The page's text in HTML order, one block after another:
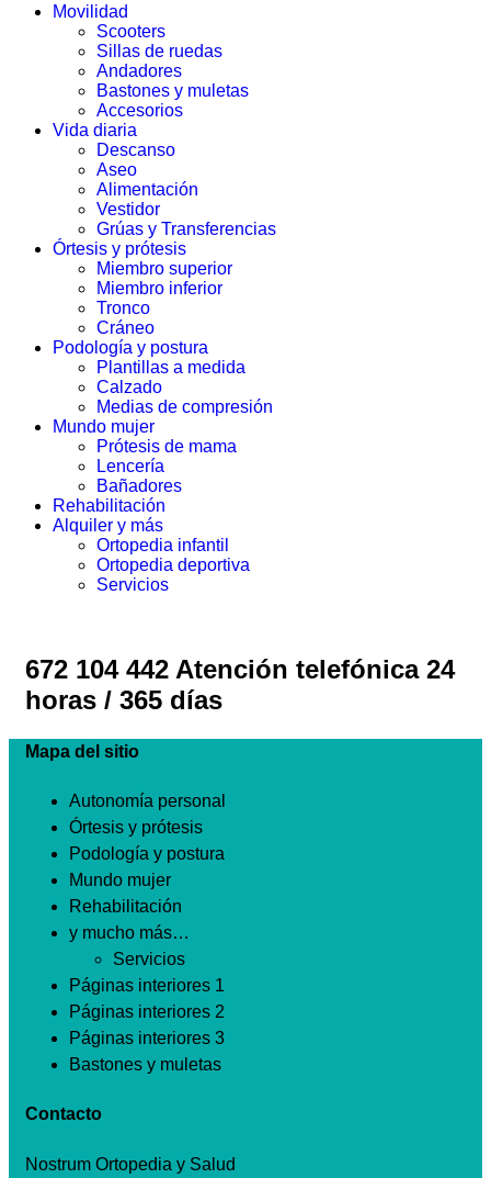
Movilidad
Scooters
Sillas de ruedas
Andadores
Bastones y muletas
Accesorios
Vida diaria
Descanso
Aseo
Alimentación
Vestidor
Grúas y Transferencias
Órtesis y prótesis
Miembro superior
Miembro inferior
Tronco
Cráneo
Podología y postura
Plantillas a medida
Calzado
Medias de compresión
Mundo mujer
Prótesis de mama
Lencería
Bañadores
Rehabilitación
Alquiler y más
Ortopedia infantil
Ortopedia deportiva
Servicios
672 104 442 Atención telefónica 24
horas / 365 días
Mapa del sitio
Autonomía personal
Órtesis y prótesis
Podología y postura
Mundo mujer
Rehabilitación
y mucho más…
Servicios
Páginas interiores 1
Páginas interiores 2
Páginas interiores 3
Bastones y muletas
Contacto
Nostrum Ortopedia y Salud